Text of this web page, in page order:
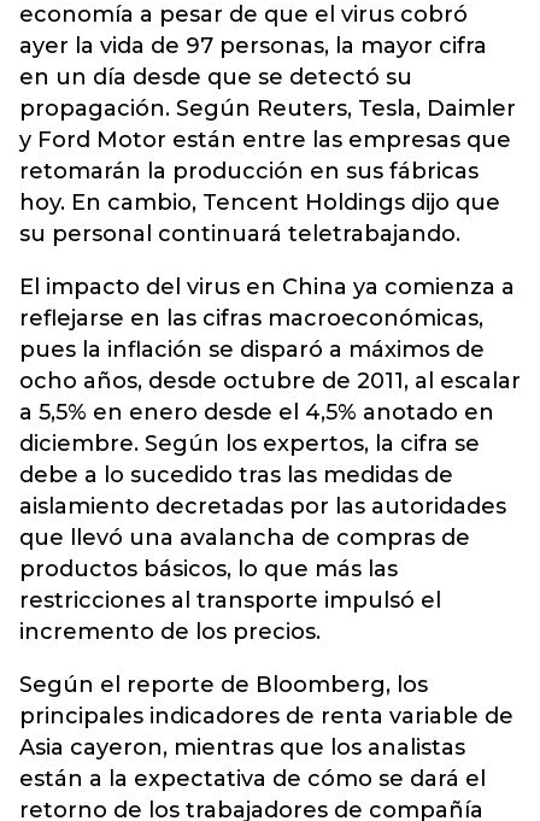
economía a pesar de que el virus cobró
ayer la vida de 97 personas, la mayor cifra
en un día desde que se detectó su
propagación. Según Reuters, Tesla, Daimler
y Ford Motor están entre las empresas que
retomarán la producción en sus fábricas
hoy. En cambio, Tencent Holdings dijo que
su personal continuará teletrabajando.
El impacto del virus en China ya comienza a
reflejarse en las cifras macroeconómicas,
pues la inflación se disparó a máximos de
ocho años, desde octubre de 2011, al escalar
a 5,5% en enero desde el 4,5% anotado en
diciembre. Según los expertos, la cifra se
debe a lo sucedido tras las medidas de
aislamiento decretadas por las autoridades
que llevó una avalancha de compras de
productos básicos, lo que más las
restricciones al transporte impulsó el
incremento de los precios.
Según el reporte de Bloomberg, los
principales indicadores de renta variable de
Asia cayeron, mientras que los analistas
están a la expectativa de cómo se dará el
retorno de los trabajadores de compañía